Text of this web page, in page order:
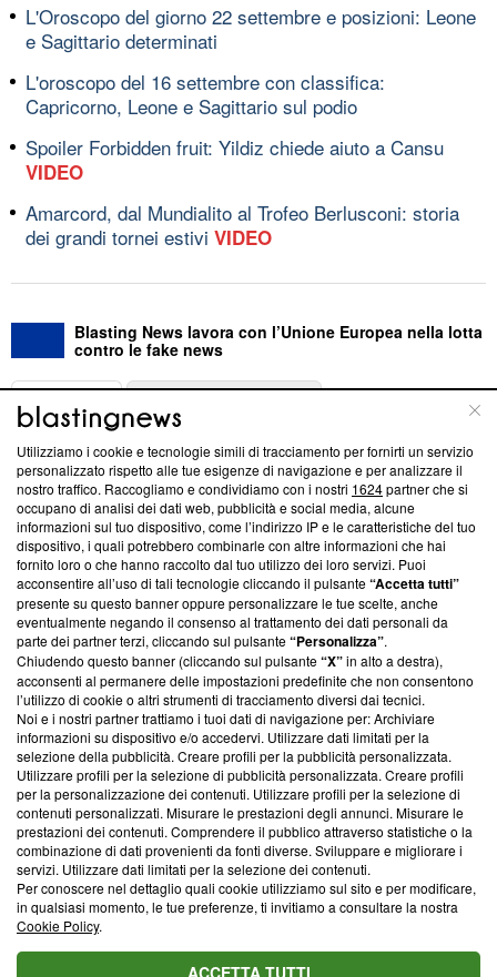
L'Oroscopo del giorno 22 settembre e posizioni: Leone
e Sagittario determinati
L'oroscopo del 16 settembre con classifica:
Capricorno, Leone e Sagittario sul podio
Spoiler Forbidden fruit: Yildiz chiede aiuto a Cansu
VIDEO
Amarcord, dal Mundialito al Trofeo Berlusconi: storia
dei grandi tornei estivi VIDEO
Blasting News lavora con l’Unione Europea nella lotta
contro le fake news
ABOUT
Questa sezione offre informazioni trasparenti su Blasting
News, sui nostri processi editoriali e su come ci impegniamo a
creare news di qualità. Inoltre, afferma la nostra aderenza a
‘Trust Project - News with Integrity’Blasting News non è
ancora membro del programma, ma ha richiesto di farne
parte; Trust Project non ha ancora effettuato una verifica di
conformità agli standard.
Su di noi
Team editoriale
Corporate
Redazione
Informativa Privacy
Cookie Policy
Blasting SA, IDI CHE-247.845.224, Via Carlo Frasca, 3 - 6900
Lugano (Svizzera) Tel:+39 0690258937
© 2026 Blasting News
Utilizziamo i cookie e tecnologie simili di tracciamento per fornirti un servizio
personalizzato rispetto alle tue esigenze di navigazione e per analizzare il
nostro traffico. Raccogliamo e condividiamo con i nostri 1624partner che si
occupano di analisi dei dati web, pubblicità e social media, alcune
informazioni sul tuo dispositivo, come l’indirizzo IP e le caratteristiche del tuo
dispositivo, i quali potrebbero combinarle con altre informazioni che hai
fornito loro o che hanno raccolto dal tuo utilizzo dei loro servizi. Puoi
acconsentire all’uso di tali tecnologie cliccando il pulsante“Accetta tutti”
presente su questo banner oppure personalizzare le tue scelte, anche
eventualmente negando il consenso al trattamento dei dati personali da
parte dei partner terzi, cliccando sul pulsante“Personalizza”.
Chiudendo questo banner (cliccando sul pulsante“X”in alto a destra),
acconsenti al permanere delle impostazioni predefinite che non consentono
l’utilizzo di cookie o altri strumenti di tracciamento diversi dai tecnici.
Noi e i nostri partner trattiamo i tuoi dati di navigazione per: Archiviare
informazioni su dispositivo e/o accedervi. Utilizzare dati limitati per la
selezione della pubblicità. Creare profili per la pubblicità personalizzata.
Utilizzare profili per la selezione di pubblicità personalizzata. Creare profili
per la personalizzazione dei contenuti. Utilizzare profili per la selezione di
contenuti personalizzati. Misurare le prestazioni degli annunci. Misurare le
prestazioni dei contenuti. Comprendere il pubblico attraverso statistiche o la
combinazione di dati provenienti da fonti diverse. Sviluppare e migliorare i
servizi. Utilizzare dati limitati per la selezione dei contenuti.
Per conoscere nel dettaglio quali cookie utilizziamo sul sito e per modificare,
in qualsiasi momento, le tue preferenze, ti invitiamo a consultare la nostra
Cookie Policy.
ACCETTA TUTTI